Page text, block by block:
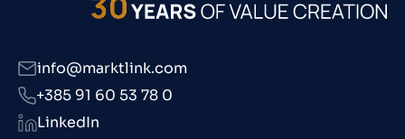
info@marktlink.com
+385 91 60 53 78 0
LinkedIn